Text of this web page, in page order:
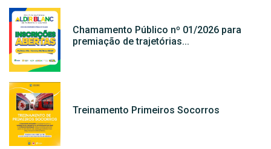
Chamamento Público nº 01/2026 para
premiação de trajetórias...
Treinamento Primeiros Socorros